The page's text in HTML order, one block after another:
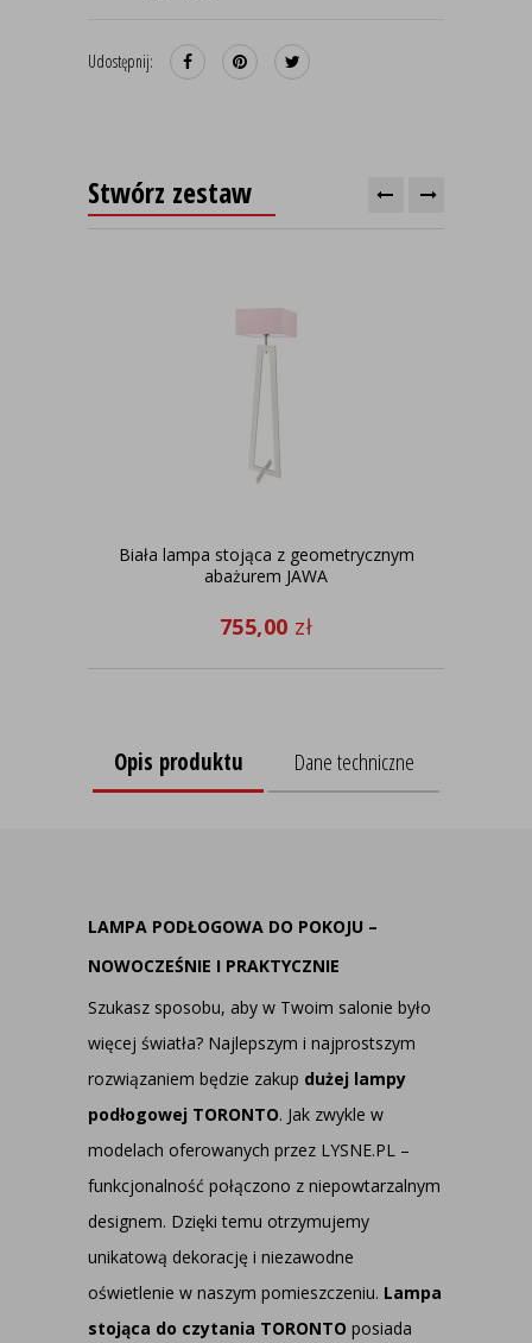
Udostępnij:
Stwórz zestaw
Biała lampa stojąca z geometrycznym
abażurem JAWA
755,00 zł
Opis produktu Dane techniczne
LAMPA PODŁOGOWA DO POKOJU –
NOWOCZEŚNIE I PRAKTYCZNIE
Szukasz sposobu, aby w Twoim salonie było
więcej światła? Najlepszym i najprostszym
rozwiązaniem będzie zakup dużej lampy
podłogowej TORONTO. Jak zwykle w
modelach oferowanych przez LYSNE.PL –
funkcjonalność połączono z niepowtarzalnym
designem. Dzięki temu otrzymujemy
unikatową dekorację i niezawodne
oświetlenie w naszym pomieszczeniu. Lampa
stojąca do czytania TORONTO posiada